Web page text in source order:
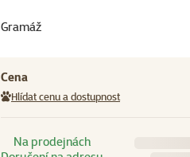
Gramáž
Cena
Hlídat cenu a dostupnost
Na prodejnách